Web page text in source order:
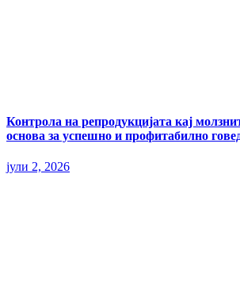
Контрола на репродукцијата кај
основа за успешно и профитабилно
јули 2, 2026